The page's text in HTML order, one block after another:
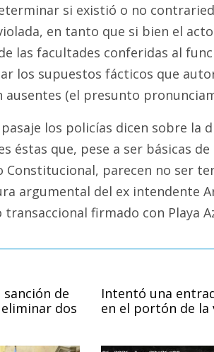
si existió o no
en tanto que si bien el
las facultades conferidas al
los supuestos fácticos que
ausentes (el presunto
los policías dicen sobre la
éstas que, pese a ser básicas
Constitucional, parecen no ser
argumental del ex intendente
transaccional firmado con Playa
de
dos
Intentó una
en el portón de la